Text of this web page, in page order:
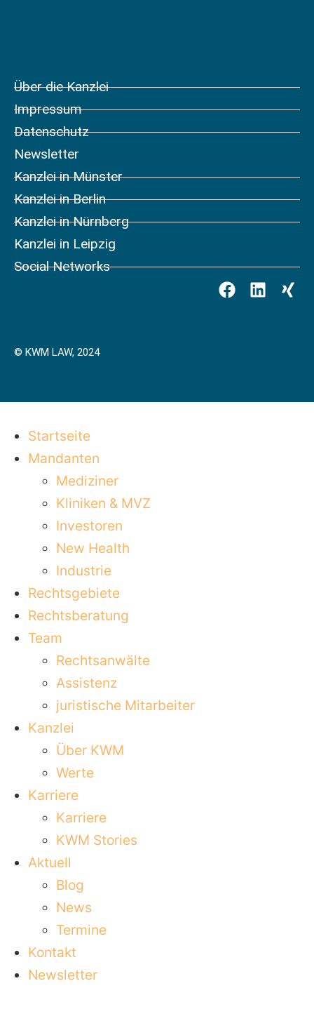
Über die Kanzlei
Impressum
Datenschutz
Newsletter
Kanzlei in Münster
Kanzlei in Berlin
Kanzlei in Nürnberg
Kanzlei in Leipzig
Social Networks
© KWM LAW, 2024
Startseite
Mandanten
Mediziner
Kliniken & MVZ
Investoren
New Health
Industrie
Rechtsgebiete
Rechtsberatung
Team
Rechtsanwälte
Assistenz
juristische Mitarbeiter
Kanzlei
Über KWM
Werte
Karriere
Karriere
KWM Stories
Aktuell
Blog
News
Termine
Kontakt
Newsletter